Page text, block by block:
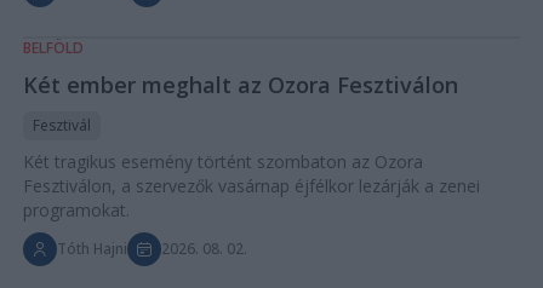
BELFÖLD
Két ember meghalt az Ozora Fesztiválon
Fesztivál
Két tragikus esemény történt szombaton az Ozora
Fesztiválon, a szervezők vasárnap éjfélkor lezárják a zenei
programokat.
Tóth Hajni 2026. 08. 02.